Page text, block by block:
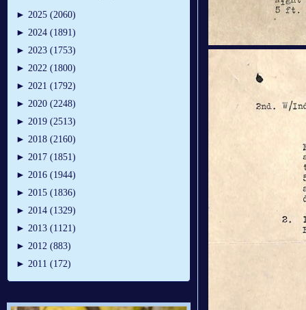
► 2025 (2060)
► 2024 (1891)
► 2023 (1753)
► 2022 (1800)
► 2021 (1792)
► 2020 (2248)
► 2019 (2513)
► 2018 (2160)
► 2017 (1851)
► 2016 (1944)
► 2015 (1836)
► 2014 (1329)
► 2013 (1121)
► 2012 (883)
► 2011 (172)